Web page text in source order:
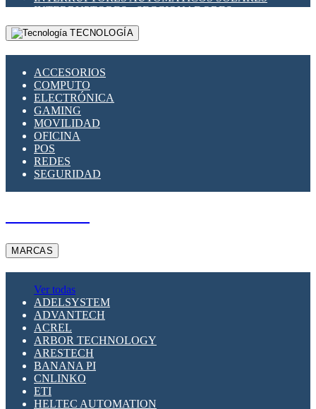
INTERRUPTORES - SECCIONADORES
FOTOVOLTÁICOS
MONTAJE PANEL SOLAR
SUPRESOR DE TRANSIENTES SPDS PARA
APLICACIONES FOTOVOLTAICAS
TECNOLOGÍA
ACCESORIOS
COMPUTO
ELECTRÓNICA
GAMING
MOVILIDAD
OFICINA
POS
REDES
SEGURIDAD
MARCAS
Ver todas
ADELSYSTEM
ADVANTECH
ACREL
ARBOR TECHNOLOGY
ARESTECH
BANANA PI
CNLINKO
ETI
HELTEC AUTOMATION